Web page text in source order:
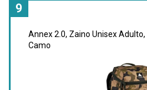
regolabile. Cinghie porta-
La resistente costruzione in
respinge l'acqua in caso di
9
Annex 2.0, Zaino Unisex
Camo